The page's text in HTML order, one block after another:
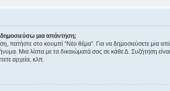
μια απάντηση;
πατήστε στο κουμπί “Νέο θέμα”. Για να δημοσιεύσετε μια
Μια λίστα με τα δικαιώματά σας σε κάθε Δ. Συζήτηση
αρχεία, κλπ.